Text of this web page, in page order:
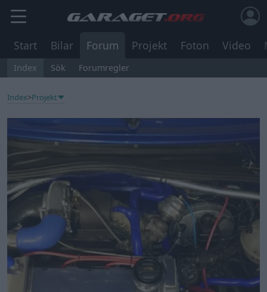
Start Bilar Forum Projekt Foton Video
Index Sök Forumregler
Index>Projekt